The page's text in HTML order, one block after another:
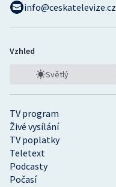
TV program
Živé vysílání
TV poplatky
Teletext
Podcasty
Počasí
info@ceskatelevize.cz
Vzhled
Světlý